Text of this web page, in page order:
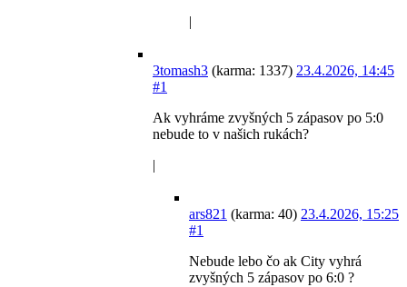
|
3tomash3 (karma: 1337) 23.4.2026, 14:45
#1
Ak vyhráme zvyšných 5 zápasov po 5:0
nebude to v našich rukách?
|
ars821 (karma: 40) 23.4.2026, 15:25
#1
Nebude lebo čo ak City vyhrá
zvyšných 5 zápasov po 6:0 ?